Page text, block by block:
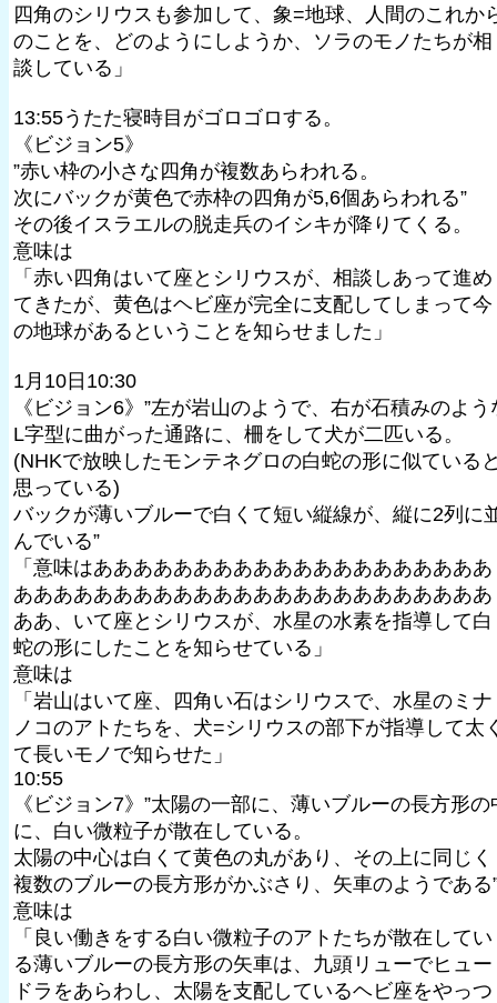
四角のシリウスも参加して、象=地球、人間のこれか
のことを、どのようにしようか、ソラのモノたちが相
談している」
13:55うたた寝時目がゴロゴロする。
《ビジョン5》
”赤い枠の小さな四角が複数あらわれる。
次にバックが黄色で赤枠の四角が5,6個あらわれる”
その後イスラエルの脱走兵のイシキが降りてくる。
意味は
「赤い四角はいて座とシリウスが、相談しあって進め
てきたが、黄色はヘビ座が完全に支配してしまって今
の地球があるということを知らせました」
1月10日10:30
《ビジョン6》”左が岩山のようで、右が石積みのよう
L字型に曲がった通路に、柵をして犬が二匹いる。
(NHKで放映したモンテネグロの白蛇の形に似ている
思っている)
バックが薄いブルーで白くて短い縦線が、縦に2列に
んでいる”
「意味はああああああああああああああああああああ
ああああああああああああああああああああああああ
ああ、いて座とシリウスが、水星の水素を指導して白
蛇の形にしたことを知らせている」
意味は
「岩山はいて座、四角い石はシリウスで、水星のミナ
ノコのアトたちを、犬=シリウスの部下が指導して太
て長いモノで知らせた」
10:55
《ビジョン7》”太陽の一部に、薄いブルーの長方形の
に、白い微粒子が散在している。
太陽の中心は白くて黄色の丸があり、その上に同じく
複数のブルーの長方形がかぶさり、矢車のようである
意味は
「良い働きをする白い微粒子のアトたちが散在してい
る薄いブルーの長方形の矢車は、九頭リューでヒュー
ドラをあらわし、太陽を支配しているヘビ座をやっつ